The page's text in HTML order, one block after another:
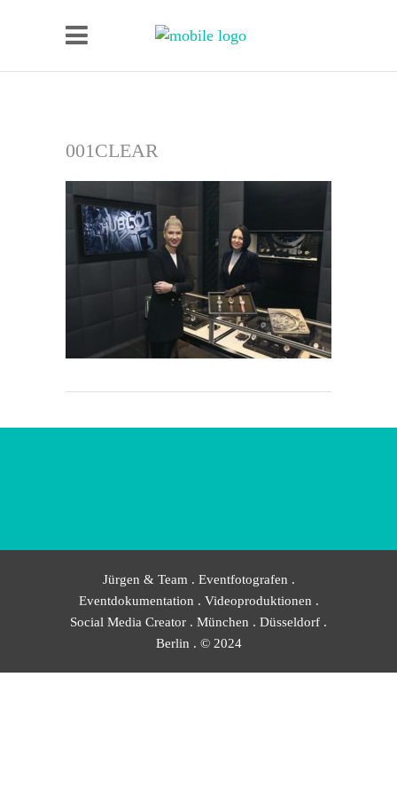
001CLEAR
Jürgen & Team . Eventfotografen .
Eventdokumentation . Videoproduktionen .
Social Media Creator . München . Düsseldorf .
Berlin . © 2024